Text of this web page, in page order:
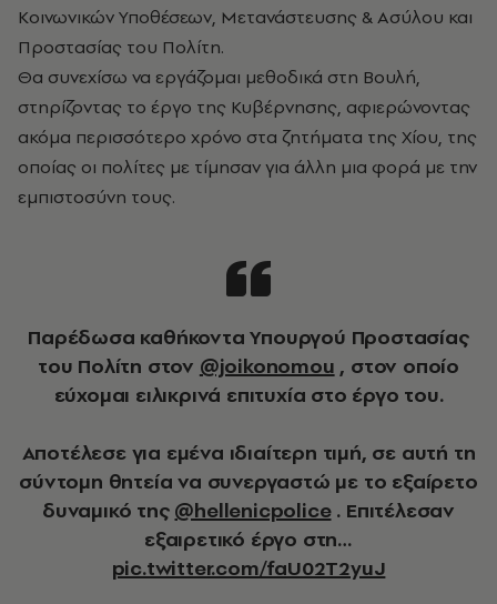
Κοινωνικών Υποθέσεων, Μετανάστευσης & Ασύλου και
Προστασίας του Πολίτη.
Θα συνεχίσω να εργάζομαι μεθοδικά στη Βουλή,
στηρίζοντας το έργο της Κυβέρνησης, αφιερώνοντας
ακόμα περισσότερο χρόνο στα ζητήματα της Χίου, της
οποίας οι πολίτες με τίμησαν για άλλη μια φορά με την
εμπιστοσύνη τους.
Παρέδωσα καθήκοντα Υπουργού Προστασίας
του Πολίτη στον @joikonomou , στον οποίο
εύχομαι ειλικρινά επιτυχία στο έργο του.
Αποτέλεσε για εμένα ιδιαίτερη τιμή, σε αυτή τη
σύντομη θητεία να συνεργαστώ με το εξαίρετο
δυναμικό της @hellenicpolice. Επιτέλεσαν
εξαιρετικό έργο στη…
pic.twitter.com/faU02T2yuJ